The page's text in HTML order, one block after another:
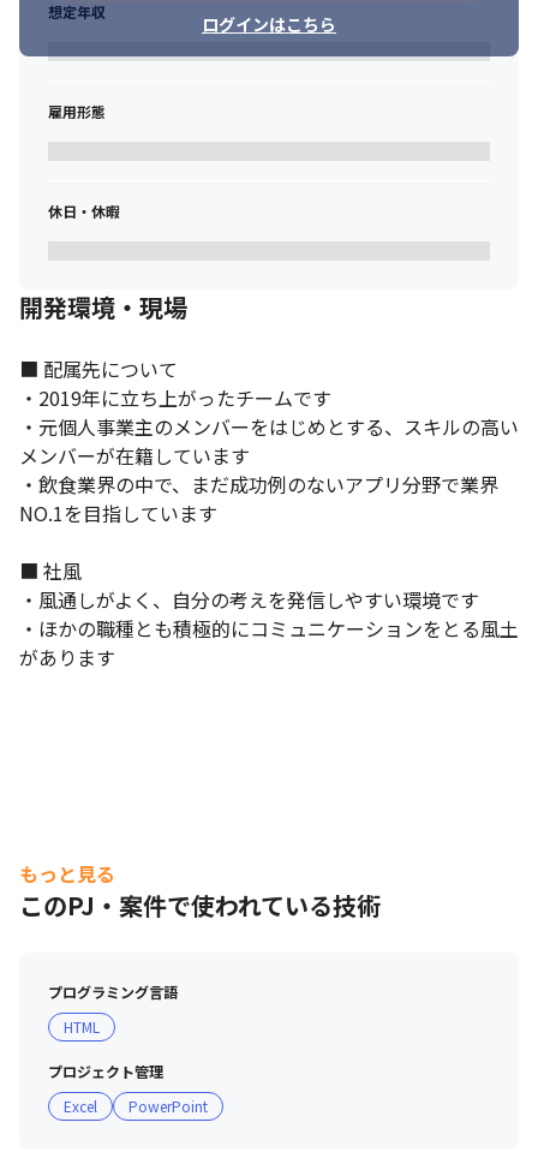
売上が右肩上がりの安定した経営基盤をもつ企業です。
他職種とも積極的にコミュニケーションをとっています。
ログインはこちら
想定年収
雇用形態
休日・休暇
開発環境・現場
■ 配属先について
・2019年に立ち上がったチームです
・元個人事業主のメンバーをはじめとする、スキルの高い
メンバーが在籍しています
・飲食業界の中で、まだ成功例のないアプリ分野で業界
NO.1を目指しています
■ 社風
・風通しがよく、自分の考えを発信しやすい環境です
・ほかの職種とも積極的にコミュニケーションをとる風土
があります
もっと見る
このPJ・案件で使われている技術
プログラミング言語
HTML
プロジェクト管理
Excel
PowerPoint